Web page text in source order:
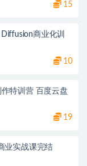
15
商业化训
10
特训营 百度云盘
19
业实战课完结